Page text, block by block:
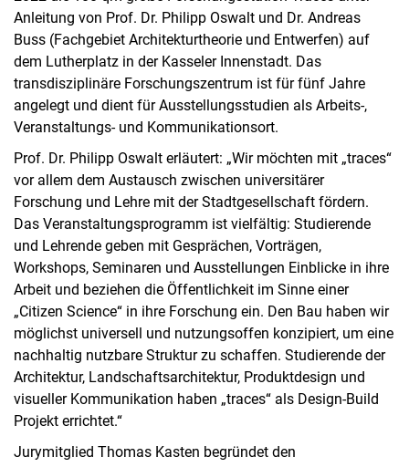
Anleitung von Prof. Dr. Philipp Oswalt und Dr. Andreas
Buss (Fachgebiet Architekturtheorie und Entwerfen) auf
dem Lutherplatz in der Kasseler Innenstadt. Das
transdisziplinäre Forschungszentrum ist für fünf Jahre
angelegt und dient für Ausstellungsstudien als Arbeits-,
Veranstaltungs- und Kommunikationsort.
Prof. Dr. Philipp Oswalt erläutert: „Wir möchten mit „traces“
vor allem dem Austausch zwischen universitärer
Forschung und Lehre mit der Stadtgesellschaft fördern.
Das Veranstaltungsprogramm ist vielfältig: Studierende
und Lehrende geben mit Gesprächen, Vorträgen,
Workshops, Seminaren und Ausstellungen Einblicke in ihre
Arbeit und beziehen die Öffentlichkeit im Sinne einer
„Citizen Science“ in ihre Forschung ein. Den Bau haben wir
möglichst universell und nutzungsoffen konzipiert, um eine
nachhaltig nutzbare Struktur zu schaffen. Studierende der
Architektur, Landschaftsarchitektur, Produktdesign und
visueller Kommunikation haben „traces“ als Design-Build
Projekt errichtet.“
Jurymitglied Thomas Kasten begründet den